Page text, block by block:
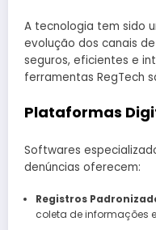
A tecnologia tem sido
evolução dos canais
seguros, eficientes e
ferramentas RegTech
Plataformas
Softwares
denúncias oferecem:
Registros
coleta de informações